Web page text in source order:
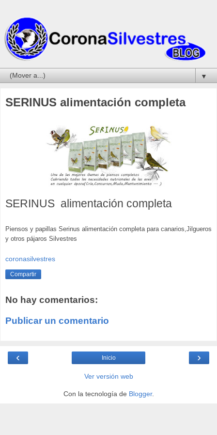
▼
SERINUS alimentación completa
SERINUS alimentación completa
Piensos y papillas Serinus alimentación completa para canarios,Jilgueros
y otros pájaros Silvestres
coronasilvestres
Compartir
No hay comentarios:
Publicar un comentario
‹ ›
Inicio
Ver versión web
Con la tecnología de Blogger.